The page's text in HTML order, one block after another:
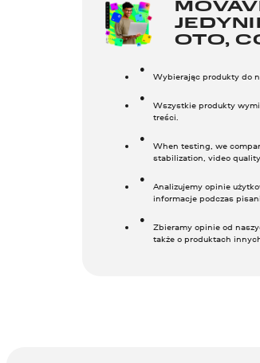
OTO,
Wybierając produkty do
Wszystkie produkty
treści.
When testing, we
stabilization, video
Analizujemy opinie
informacje podczas
Zbieramy opinie od
także o produktach